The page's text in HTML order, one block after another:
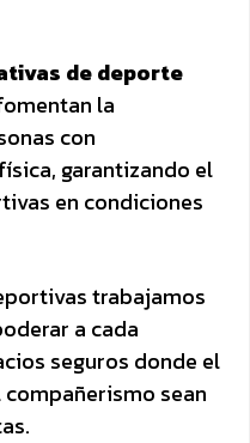
de deporte
la
con
garantizando el
en condiciones
trabajamos
a cada
seguros donde el
sean